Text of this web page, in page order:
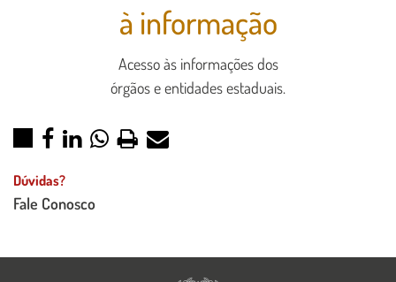
à informação
Acesso às informações dos
órgãos e entidades estaduais.
Dúvidas?
Fale Conosco